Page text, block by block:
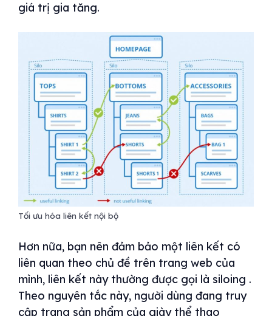
giá trị gia tăng.
Tối ưu hóa liên kết nội bộ
Hơn nữa, bạn nên đảm bảo một liên kết có
liên quan theo chủ đề trên trang web của
mình, liên kết này thường được gọi là siloing .
Theo nguyên tắc này, người dùng đang truy
cập trang sản phẩm của giày thể thao